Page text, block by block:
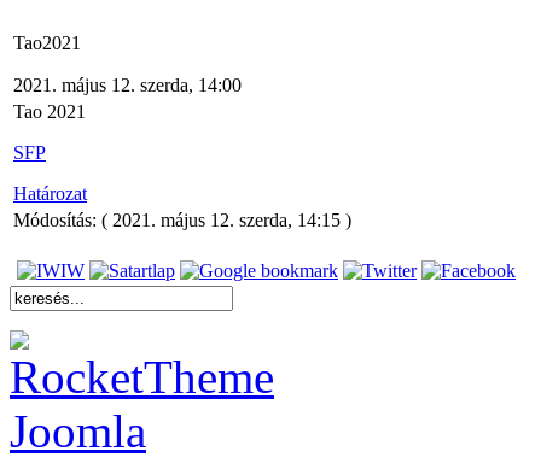
Tao2021
2021. május 12. szerda, 14:00
Tao 2021
SFP
Határozat
Módosítás: ( 2021. május 12. szerda, 14:15 )